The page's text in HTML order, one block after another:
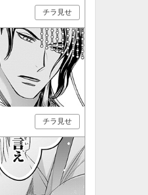
チラ見せ
チラ見せ